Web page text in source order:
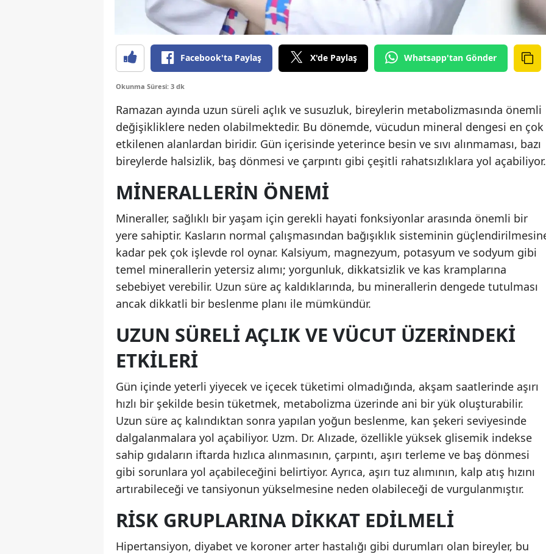
Facebook'ta Paylaş X'de Paylaş Whatsapp'tan Gönder
Okunma Süresi: 3 dk
Ramazan ayında uzun süreli açlık ve susuzluk, bireylerin metabolizmasında önemli
değişikliklere neden olabilmektedir. Bu dönemde, vücudun mineral dengesi en çok
etkilenen alanlardan biridir. Gün içerisinde yeterince besin ve sıvı alınmaması, bazı
bireylerde halsizlik, baş dönmesi ve çarpıntı gibi çeşitli rahatsızlıklara yol açabiliyor.
MINERALLERIN ÖNEMI
Mineraller, sağlıklı bir yaşam için gerekli hayati fonksiyonlar arasında önemli bir
yere sahiptir. Kasların normal çalışmasından bağışıklık sisteminin
kadar pek çok işlevde rol oynar. Kalsiyum, magnezyum, potasyum ve sodyum gibi
temel minerallerin yetersiz alımı; yorgunluk, dikkatsizlik ve kas kramplarına
sebebiyet verebilir. Uzun süre aç kaldıklarında, bu minerallerin dengede tutulması
ancak dikkatli bir beslenme planı ile mümkündür.
UZUN SÜRELI AÇLIK VE VÜCUT ÜZERINDEKI
ETKILERI
Gün içinde yeterli yiyecek ve içecek tüketimi olmadığında, akşam saatlerinde aşırı
hızlı bir şekilde besin tüketmek, metabolizma üzerinde ani bir yük oluşturabilir.
Uzun süre aç kalındıktan sonra yapılan yoğun beslenme, kan şekeri seviyesinde
dalgalanmalara yol açabiliyor. Uzm. Dr. Alızade, özellikle yüksek glisemik indekse
sahip gıdaların iftarda hızlıca alınmasının, çarpıntı, aşırı terleme ve baş dönmesi
gibi sorunlara yol açabileceğini belirtiyor. Ayrıca, aşırı tuz alımının, kalp atış hızını
artırabileceği ve tansiyonun yükselmesine neden olabileceği de vurgulanmıştır.
RISK GRUPLARINA DIKKAT EDILMELI
Hipertansiyon, diyabet ve koroner arter hastalığı gibi durumları olan bireyler, bu